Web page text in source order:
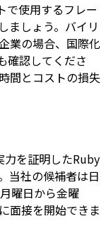
で使用するフレー
ましょう。バイリ
業の場合、国際化
確認してくださ
間とコストの損失
力を証明したRuby
当社の候補者は日
曜日から金曜
面接を開始できま